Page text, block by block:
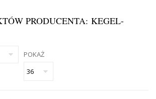
PRODUCENTA: KEGEL-
POKAŻ